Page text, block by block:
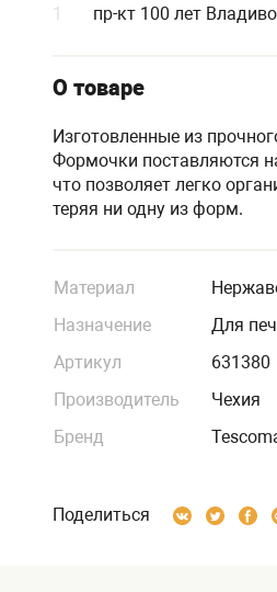
1 пр-кт 100 лет
О товаре
Изготовленные из
Формочки поставляются
что позволяет легко
теряя ни одну из форм.
Материал
Назначение
Для
Артикул
631380
Производитель
Чехия
Бренд
Поделиться